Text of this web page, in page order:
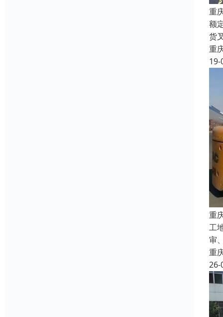
重
额
货
重
19-
重
工
审
重
26-